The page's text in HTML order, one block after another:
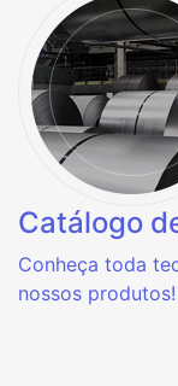
Catálogo
Conheça toda
nossos produtos!